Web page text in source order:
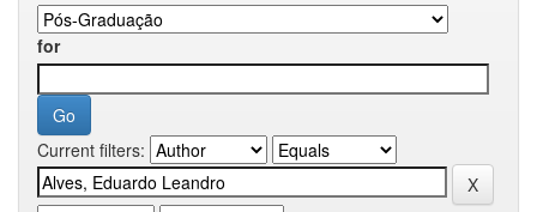
for
Current filters: